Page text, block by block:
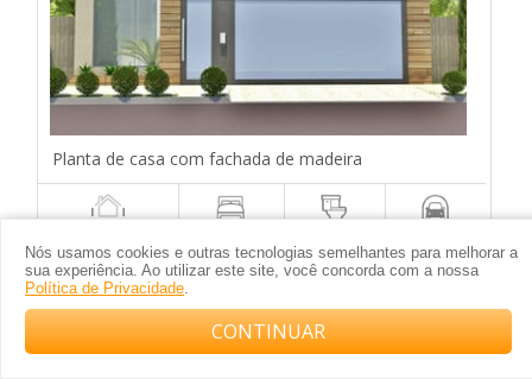
Nós usamos cookies e outras tecnologias semelhantes para melhorar a
sua experiência. Ao utilizar este site, você concorda com a nossa
Política de Privacidade.
CONTINUAR
Planta de casa com fachada de madeira
Compre com o arquiteto no WhatsApp